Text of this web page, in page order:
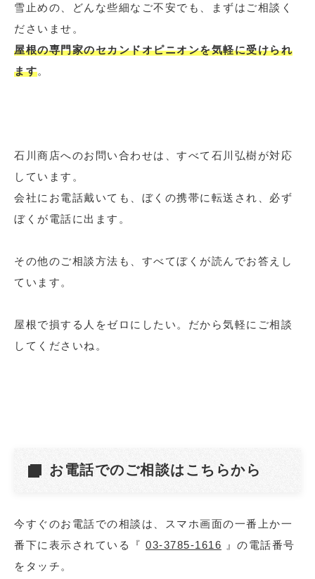
雪止めの、どんな些細なご不安でも、まずはご相談く
ださいませ。
屋根の専門家のセカンドオピニオンを気軽に受けられ
ます。
石川商店へのお問い合わせは、すべて石川弘樹が対応
しています。
会社にお電話戴いても、ぼくの携帯に転送され、必ず
ぼくが電話に出ます。
その他のご相談方法も、すべてぼくが読んでお答えし
ています。
屋根で損する人をゼロにしたい。だから気軽にご相談
してくださいね。
お電話でのご相談はこちらから
今すぐのお電話での相談は、スマホ画面の一番上か一
番下に表示されている『 03-3785-1616 』の電話番号
をタッチ。